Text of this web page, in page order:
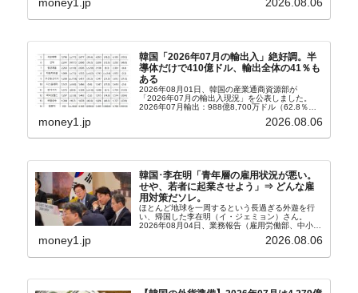
money1.jp 2026.08.06
韓国「2026年07月の輸出入」絶好調。半
導体だけで410億ドル、輸出全体の41％も
ある
2026年08月01日、韓国の産業通商資源部が
「2026年07月の輸出入現況」を公表しました。
2026年07月輸出：988億8,700万ドル（62.8％）
money1.jp 2026.08.06
韓国･李在明「青年層の雇用状況が悪い。
せや、若者に起業させよう」⇒ どんな雇
用対策だソレ。
ほとんど地球を一周するという長過ぎる外遊を行
い、帰国した李在明（イ・ジェミョン）さん。
2026年08月04日、業務報告（雇用労働部、中小ベ
上、韓国大統領に成りおおせた李在明（イ・ジェミ
money1.jp 2026.08.06